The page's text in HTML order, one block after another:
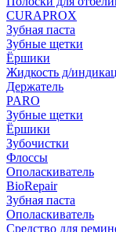
CURAPROX
Зубная паста
Зубные щетки
Ёршики
Жидкость д/
Держатель
PARO
Зубные щетки
Ёршики
Зубочистки
Флоссы
Ополаскиватель
BioRepair
Зубная паста
Ополаскиватель
Средство для